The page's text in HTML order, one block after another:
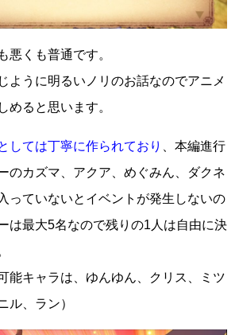
悪くも普通です。
ように明るいノリのお話なのでアニメ
めると思います。
しては丁寧に作られており
、本編進行
のカズマ、アクア、めぐみん、ダクネ
っていないとイベントが発生しないの
は最大5名なので残りの1人は自由に決
能キャラは、ゆんゆん、クリス、ミツ
ル、ラン）